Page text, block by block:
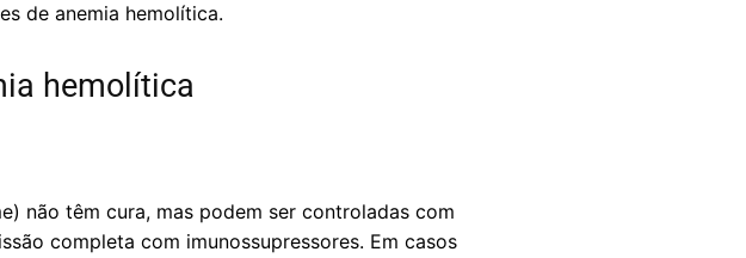
de anemia hemolítica.
hemolítica
não têm cura, mas podem ser controladas com
completa com imunossupressores. Em casos